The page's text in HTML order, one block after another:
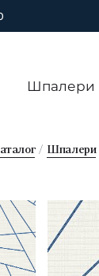
Шпалери
Шпалери